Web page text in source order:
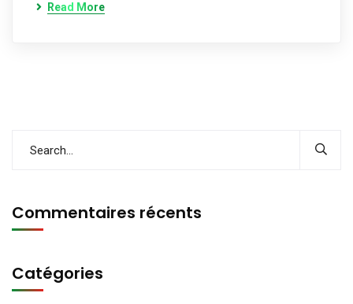
Read More
Commentaires récents
Catégories